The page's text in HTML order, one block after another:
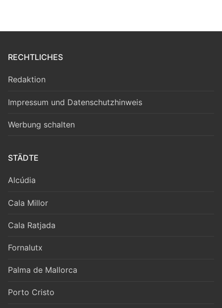
RECHTLICHES
Redaktion
Impressum und Datenschutzhinweis
Werbung schalten
STÄDTE
Alcúdia
Cala Millor
Cala Ratjada
Fornalutx
Palma de Mallorca
Porto Cristo